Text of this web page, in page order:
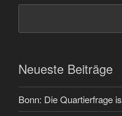
Neueste Beiträge
Bonn: Die Quartierfrage